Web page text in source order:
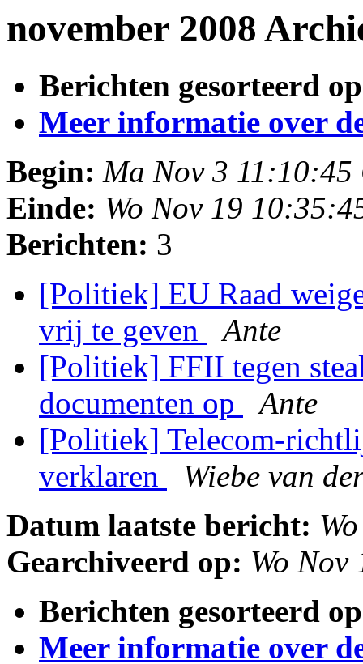
november 2008
Berichten gesorteerd
Meer informatie over
Begin: Ma Nov 3 11:10:45
Einde: Wo Nov 19
Berichten: 3
[Politiek] EU Raad
vrij te geven
Ante
[Politiek] FFII tegen
documenten op
Ante
[Politiek] Telecom-
verklaren
Wiebe van
Datum laatste bericht:
Gearchiveerd op: Wo
Berichten gesorteerd
Meer informatie over